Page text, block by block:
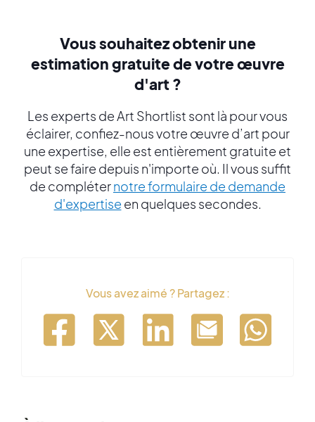
Vous souhaitez obtenir une
estimation gratuite de votre œuvre
d'art ?
Les experts de Art Shortlist sont là pour vous
éclairer, confiez-nous votre œuvre d’art pour
une expertise, elle est entièrement gratuite et
peut se faire depuis n'importe où. Il vous suffit
de compléternotre formulaire de demande
d'expertise en quelques secondes.
Vous avez aimé ? Partagez :